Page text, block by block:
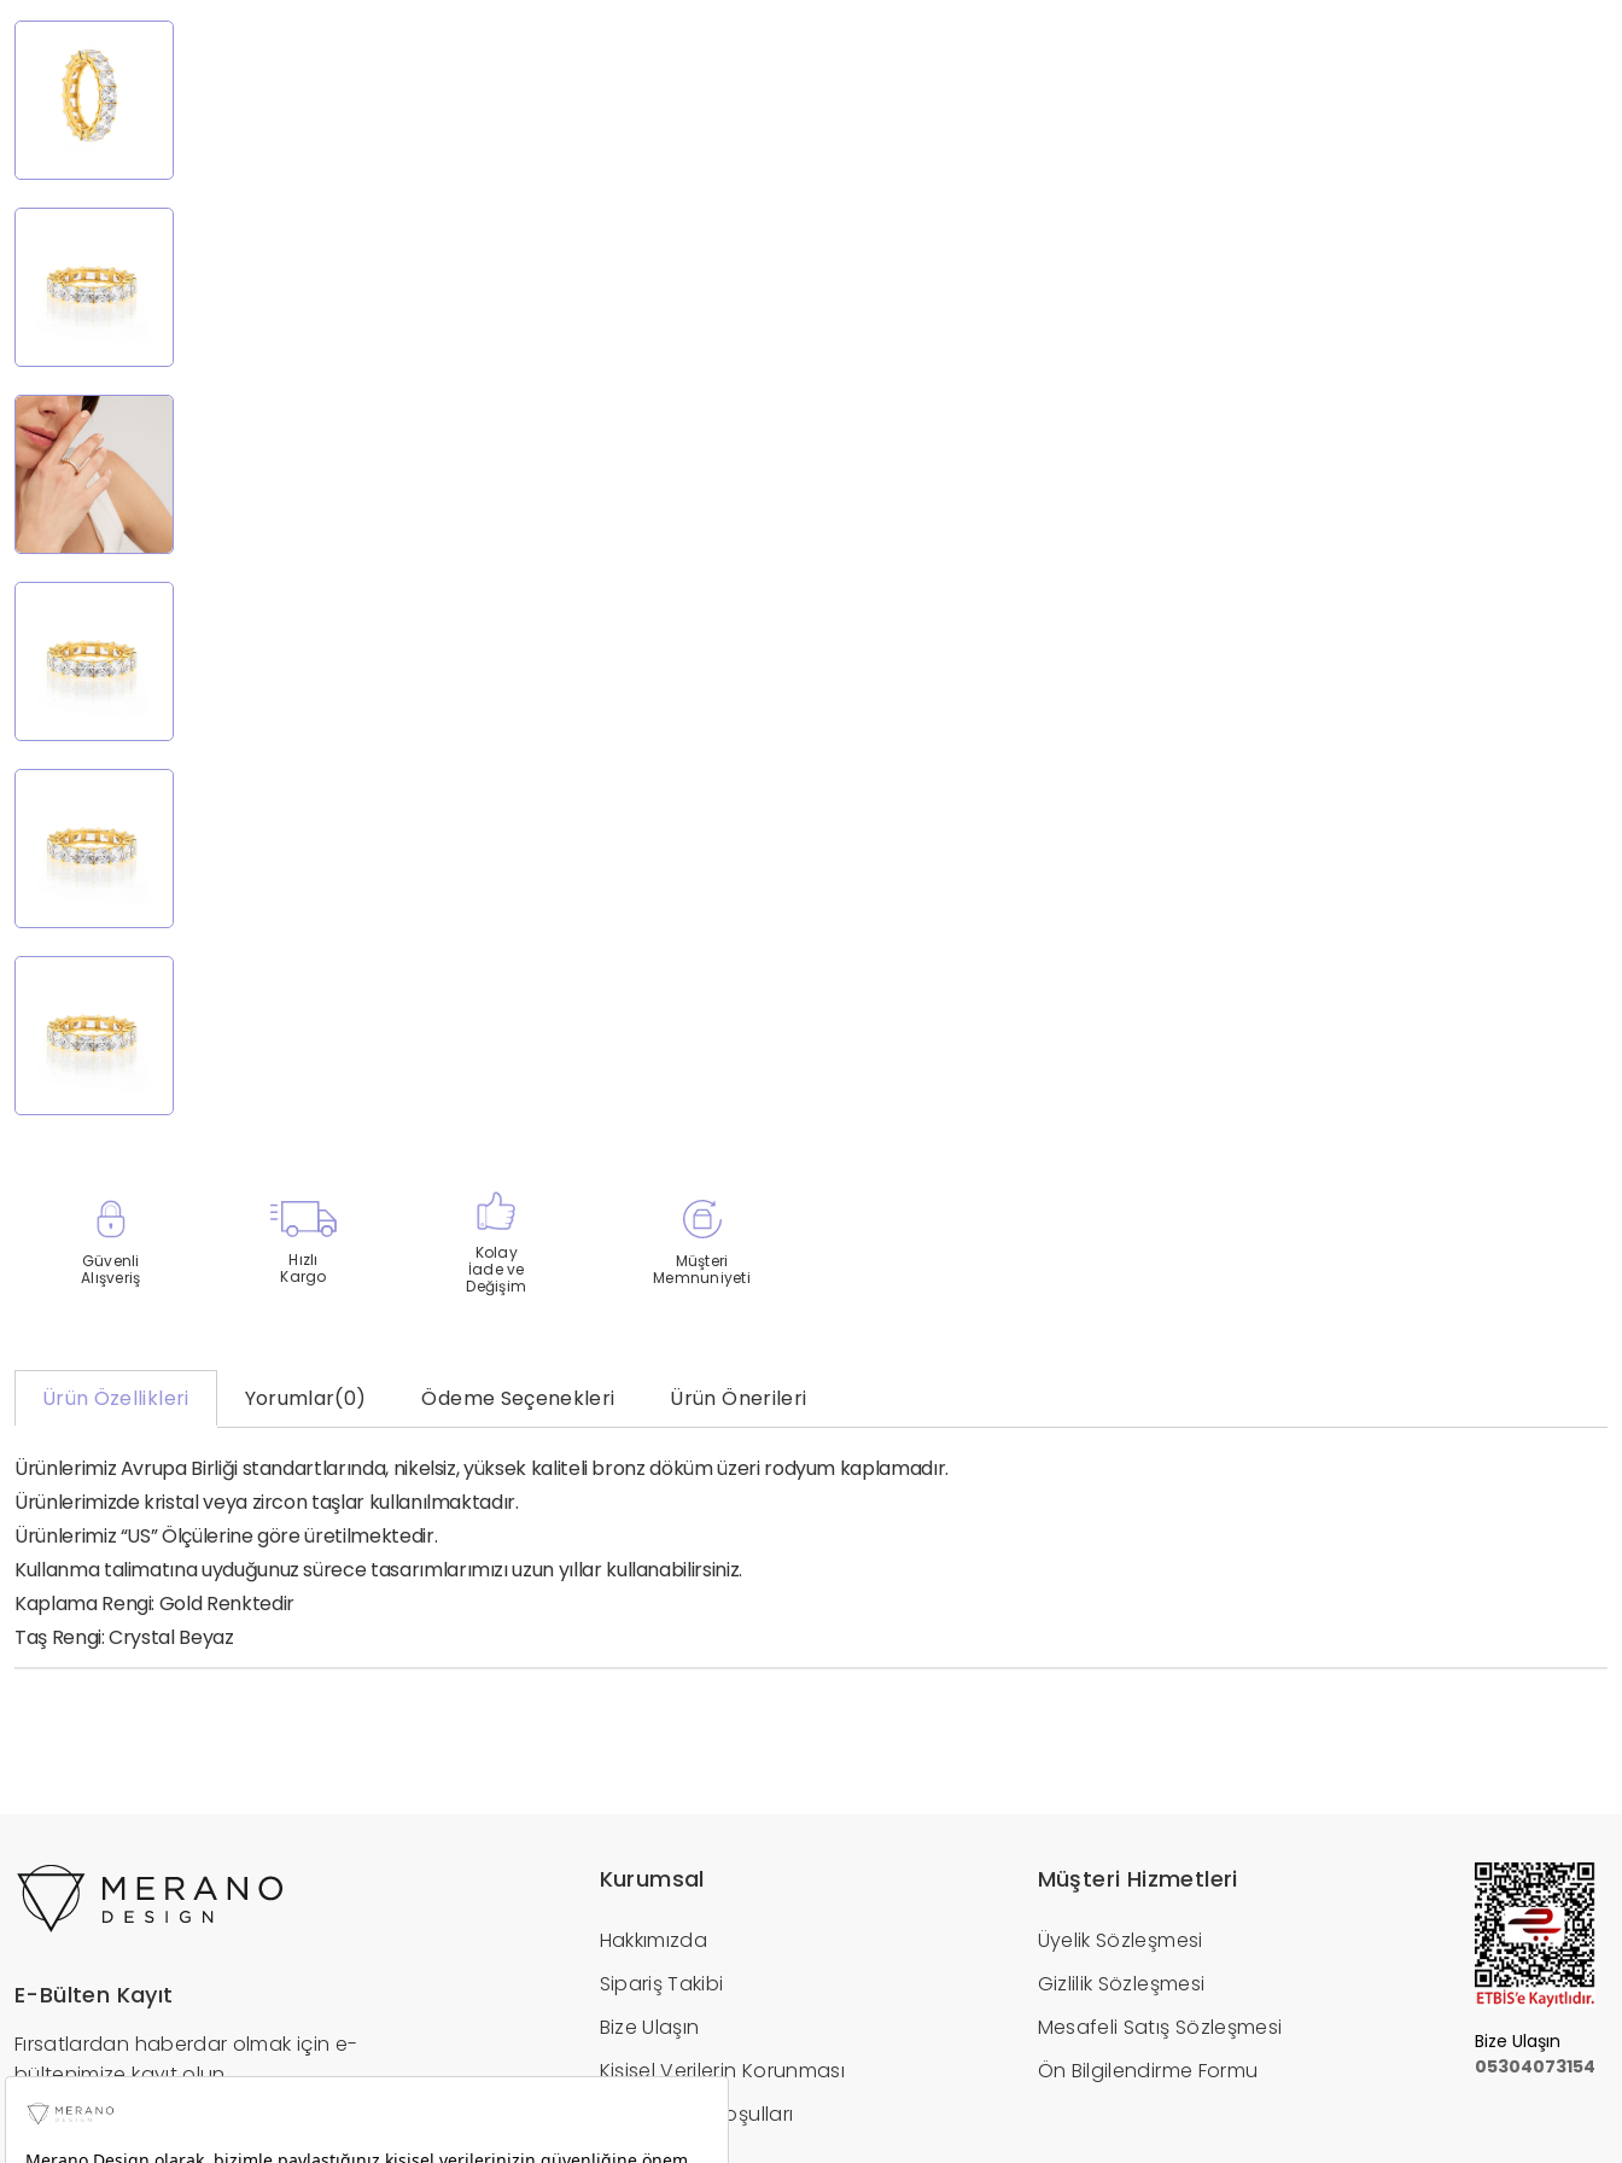
Güvenli
Alışveriş
Hızlı
Kargo
Kolay
İade ve
Değişim
Müşteri
Memnuniyeti
Ürün Özellikleri Yorumlar(0) Ödeme Seçenekleri Ürün Önerileri
Ürünlerimiz Avrupa Birliği standartlarında, nikelsiz, yüksek kaliteli bronz döküm üzeri rodyum kaplamadır.
Ürünlerimizde kristal veya zircon taşlar kullanılmaktadır.
Ürünlerimiz “US” Ölçülerine göre üretilmektedir.
Kullanma talimatına uyduğunuz sürece tasarımlarımızı uzun yıllar kullanabilirsiniz.
Kaplama Rengi: Gold Renktedir
Taş Rengi: Crystal Beyaz
E-Bülten Kayıt
Fırsatlardan haberdar olmak için e-
bültenimize kayıt olun.
Kurumsal
Hakkımızda
Sipariş Takibi
Bize Ulaşın
Kişisel Verilerin Korunması
İptal / İade Koşulları
Hesap Bilgileri
Müşteri Hizmetleri
Üyelik Sözleşmesi
Gizlilik Sözleşmesi
Mesafeli Satış Sözleşmesi
Ön Bilgilendirme Formu
Bize Ulaşın
05304073154